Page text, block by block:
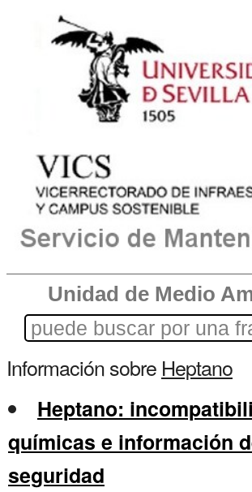
Unidad de Medio
Información sobre Heptano
Heptano:
químicas e información
seguridad